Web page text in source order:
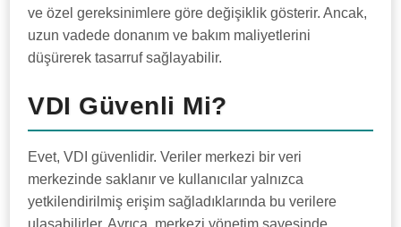
ve özel gereksinimlere göre değişiklik gösterir. Ancak,
uzun vadede donanım ve bakım maliyetlerini
düşürerek tasarruf sağlayabilir.
VDI Güvenli Mi?
Evet, VDI güvenlidir. Veriler merkezi bir veri
merkezinde saklanır ve kullanıcılar yalnızca
yetkilendirilmiş erişim sağladıklarında bu verilere